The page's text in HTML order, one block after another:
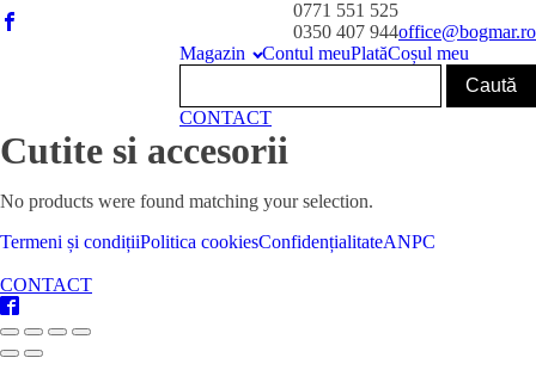
0771 551 525
0350 407 944office@bogmar.ro
Magazin
Contul meuPlatăCoșul meu
CONTACT
Cutite si accesorii
No products were found matching your selection.
Termeni și condițiiPolitica cookiesConfidențialitateANPC
CONTACT